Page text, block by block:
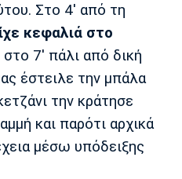
Άρσεναλ
Γιουβέντους
Στο 4' από τη
κεφαλιά στο
7' πάλι από δική
έστειλε την μπάλα
την κράτησε
και παρότι αρχικά
μέσω υπόδειξης